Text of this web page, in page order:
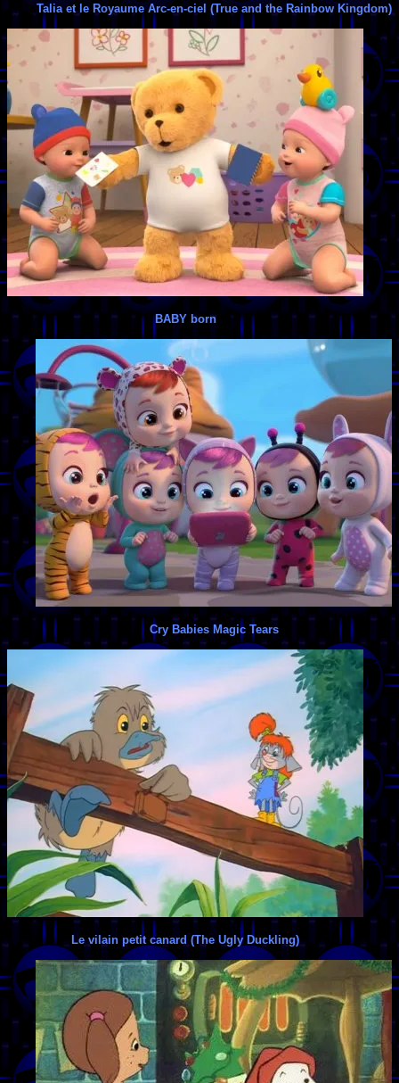
Talia et le Royaume Arc-en-ciel (True and the Rainbow Kingdom)
BABY born
Cry Babies Magic Tears
Le vilain petit canard (The Ugly Duckling)